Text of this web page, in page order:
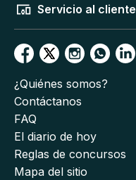
Servicio al cliente
¿Quiénes somos?
Contáctanos
FAQ
El diario de hoy
Reglas de concursos
Mapa del sitio